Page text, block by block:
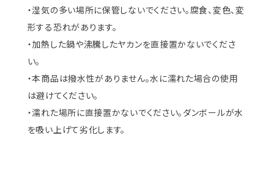
・湿気の多い場所に保管しないでください。腐食、変色、変
形する恐れがあります。
・加熱した鍋や沸騰したヤカンを直接置かないでくださ
い。
・本商品は撥水性がありません。水に濡れた場合の使用
は避けてください。
・濡れた場所に直接置かないでください。ダンボールが水
を吸い上げて劣化します。